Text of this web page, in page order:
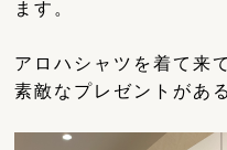
ます。
アロハシャツを着て来
素敵なプレゼントがあ